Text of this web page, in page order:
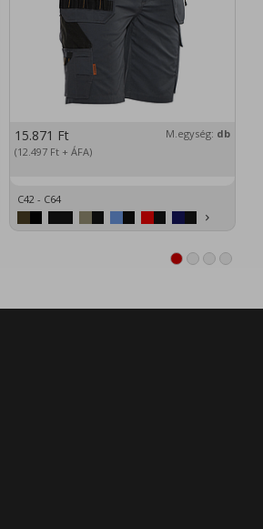
15.871 Ft
(12.497 Ft + ÁFA)
M.egység: db
C42 - C64